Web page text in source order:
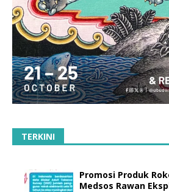
TERKINI
Promosi Produk
Medsos Rawan